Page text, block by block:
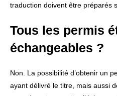
traduction doivent être préparés
Tous les permis
échangeables ?
Non. La possibilité d’obtenir un
ayant délivré le titre, mais aussi